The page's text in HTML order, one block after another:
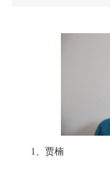
1、 贾楠